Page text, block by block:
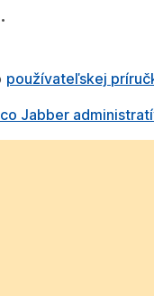
.
používateľskej
Jabber